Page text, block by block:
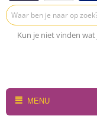
Kun je niet vinden
MENU